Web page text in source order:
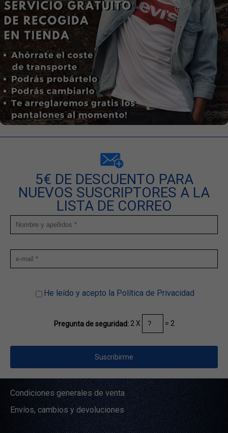
5€ DE DESCUENTO PARA
NUEVOS SUSCRIPTORES A LA
LISTA DE CORREO
He leído y acepto la Política de Privacidad
Pregunta de seguridad: 2 X = 2
Condiciones generales de venta
Envíos, cambios y devoluciones